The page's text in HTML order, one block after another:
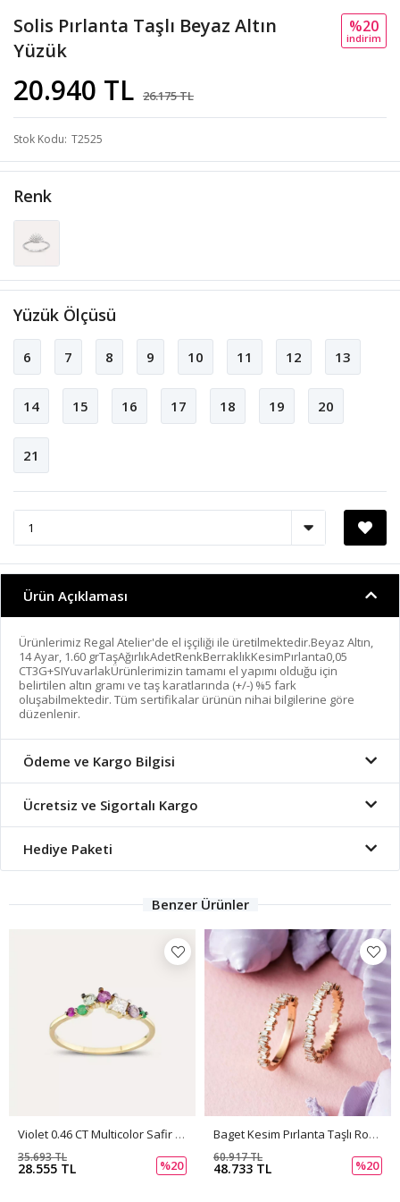
Solis Pırlanta Taşlı Beyaz Altın
Yüzük
20.940 TL 26.175 TL
%20
i̇ndi̇ri̇m
Stok Kodu T2525
Renk
Yüzük Ölçüsü
6 7 8 9 10 11 12 13
14 15 16 17 18 19 20
21
Ürün Açıklaması
Ürünlerimiz Regal Atelier'de el işçiliği ile üretilmektedir.Beyaz Altın,
14 Ayar, 1.60 grTaşAğırlıkAdetRenkBerraklıkKesimPırlanta0,05
CT3G+SIYuvarlakÜrünlerimizin tamamı el yapımı olduğu için
belirtilen altın gramı ve taş karatlarında (+/-) %5 fark
oluşabilmektedir. Tüm sertifikalar ürünün nihai bilgilerine göre
düzenlenir.
Ödeme ve Kargo Bilgisi
Ücretsiz ve Sigortalı Kargo
Hediye Paketi
Benzer Ürünler
Violet 0.46 CT Multicolor Safir Ve Pırlanta Taşlı Yüzük
28.555 TL
35.693 TL
%20
Baget Kesim Pırlanta Taşlı Rose Altın Yarımtur Yüzük
48.733 TL
60.917 TL
%20